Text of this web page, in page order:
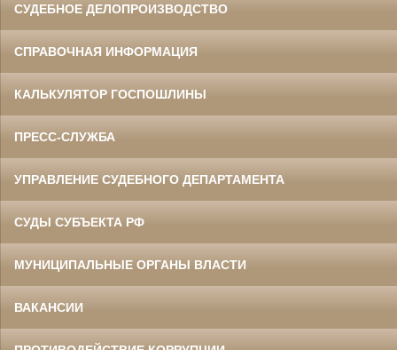
СУДЕБНОЕ ДЕЛОПРОИЗВОДСТВО
СПРАВОЧНАЯ ИНФОРМАЦИЯ
КАЛЬКУЛЯТОР ГОСПОШЛИНЫ
ПРЕСС-СЛУЖБА
УПРАВЛЕНИЕ СУДЕБНОГО ДЕПАРТАМЕНТА
СУДЫ СУБЪЕКТА РФ
МУНИЦИПАЛЬНЫЕ ОРГАНЫ ВЛАСТИ
ВАКАНСИИ